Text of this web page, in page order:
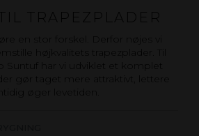
TRAPEZPLADER
en stor forskel. Derfor nøjes vi
højkvalitets trapezplader. Til
Suntuf har vi udviklet et komplet
gør taget mere attraktivt, lettere
øger levetiden.